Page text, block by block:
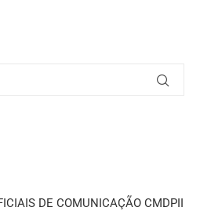
DE COMUNICAÇÃO CMDPII